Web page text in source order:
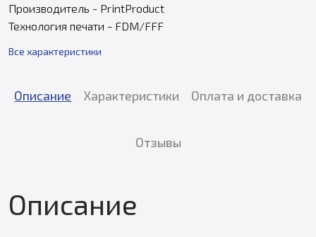
Производитель - PrintProduct
Технология печати - FDM/FFF
Все характеристики
Описание Характеристики Оплата и доставка
Отзывы
Описание